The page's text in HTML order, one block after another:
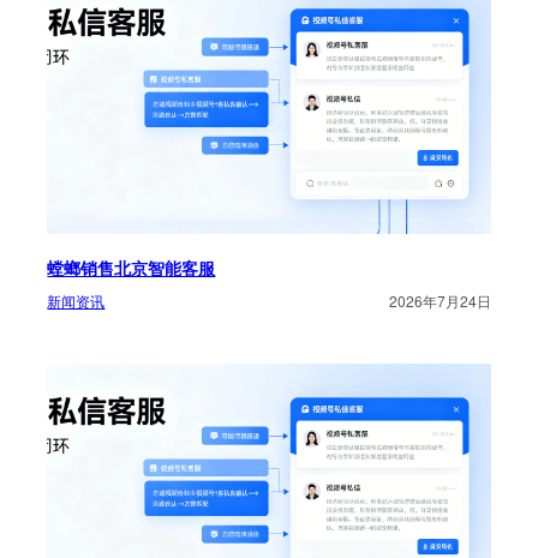
螳螂销售北京智能客服
新闻资讯 2026年7月24日